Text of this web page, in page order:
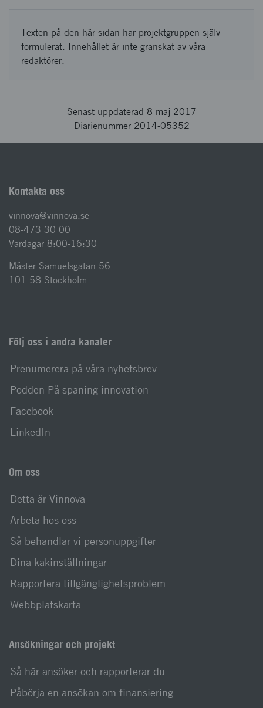
Texten på den här sidan har projektgruppen själv
formulerat. Innehållet är inte granskat av våra
redaktörer.
Senast uppdaterad 8 maj 2017
Diarienummer 2014-05352
Kontakta oss
vinnova@vinnova.se
08-473 30 00
Vardagar 8:00-16:30
Mäster Samuelsgatan 56
101 58 Stockholm
Följ oss i andra kanaler
Prenumerera på våra nyhetsbrev
Podden På spaning innovation
Facebook
LinkedIn
Om oss
Detta är Vinnova
Arbeta hos oss
Så behandlar vi personuppgifter
Dina kakinställningar
Rapportera tillgänglighetsproblem
Webbplatskarta
Ansökningar och projekt
Så här ansöker och rapporterar du
Påbörja en ansökan om finansiering